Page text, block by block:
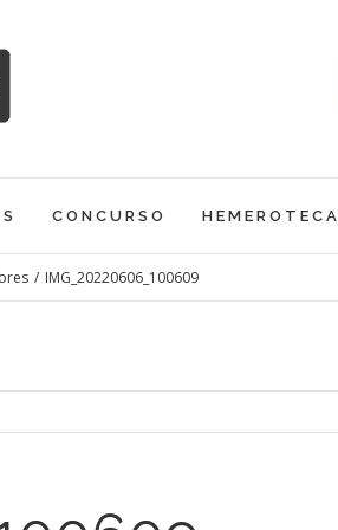
CONCURSO HEMEROTECA
/ IMG_20220606_100609